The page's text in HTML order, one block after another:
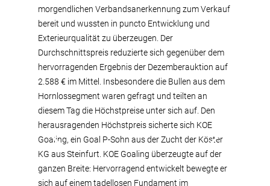
morgendlichen Verbandsanerkennung zum Verkauf
bereit und wussten in puncto Entwicklung und
Exterieurqualität zu überzeugen. Der
Durchschnittspreis reduzierte sich gegenüber dem
hervorragenden Ergebnis der Dezemberauktion auf
2.588 € im Mittel. Insbesondere die Bullen aus dem
Hornlossegment waren gefragt und teilten an
diesem Tag die Höchstpreise unter sich auf. Den
herausragenden Höchstpreis sicherte sich KOE
Goaling, ein Goal P-Sohn aus der Zucht der Köster
KG aus Steinfurt. KOE Goaling überzeugte auf der
ganzen Breite: Hervorragend entwickelt bewegte er
sich auf einem tadellosen Fundament im